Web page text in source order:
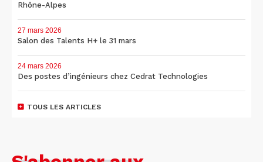
Rhône-Alpes
27 mars 2026
Salon des Talents H+ le 31 mars
24 mars 2026
Des postes d’ingénieurs chez Cedrat Technologies
TOUS LES ARTICLES